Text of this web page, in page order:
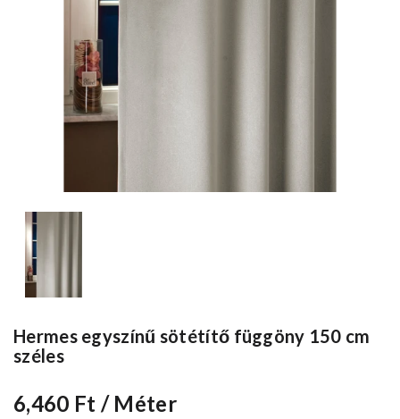
Hermes egyszínű sötétítő függöny 150 cm
széles
6,460 Ft / Méter